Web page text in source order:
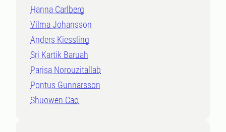
Hanna Carlberg
Vilma Johansson
Anders Kiessling
Sri Kartik Baruah
Parisa Norouzitallab
Pontus Gunnarsson
Shuowen Cao